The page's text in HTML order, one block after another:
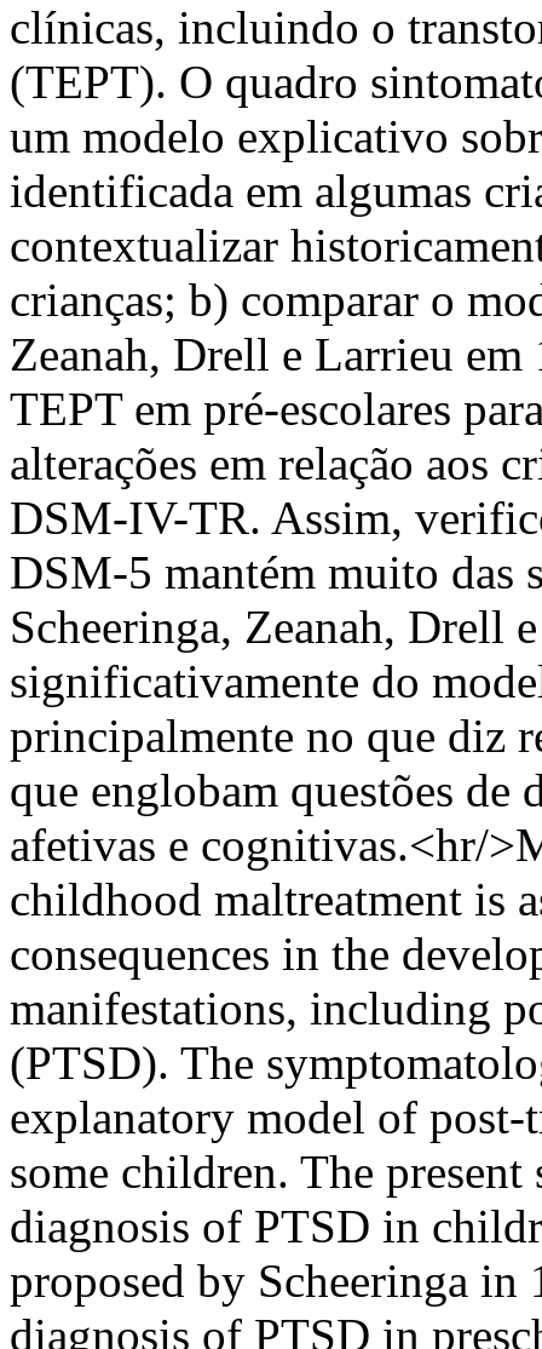
clínicas, incluindo o
(TEPT). O quadro
um modelo explicativo
identificada em algumas
contextualizar
crianças; b) comparar o
Zeanah, Drell e Larrieu em
TEPT em pré-escolares
alterações em relação aos
DSM-IV-TR. Assim,
DSM-5 mantém muito das
Scheeringa, Zeanah, Drell
significativamente do
principalmente no que diz
que englobam questões de
afetivas e cognitivas.<hr/
childhood maltreatment is
consequences in the
manifestations, including
(PTSD). The
explanatory model of
some children. The
diagnosis of PTSD in
proposed by Scheeringa
diagnosis of PTSD in